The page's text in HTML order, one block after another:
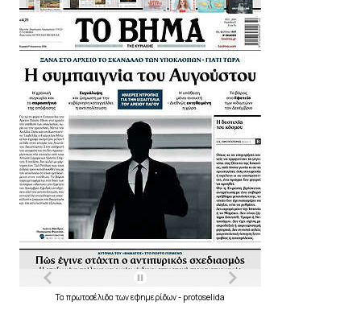
Τα πρωτοσέλιδα τωνεφημερίδων- protoselida